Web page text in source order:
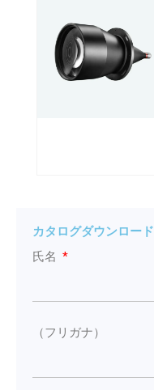
カタログダウンロード
氏名
（フリガナ）